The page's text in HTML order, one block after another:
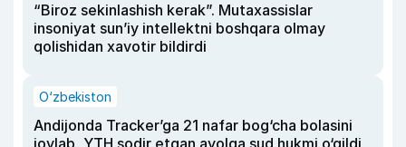
“Biroz sekinlashish kerak”. Mutaxassislar
insoniyat sun’iy intellektni boshqara olmay
qolishidan xavotir bildirdi
O‘zbekiston
Andijonda Tracker’ga 21 nafar bog‘cha bolasini